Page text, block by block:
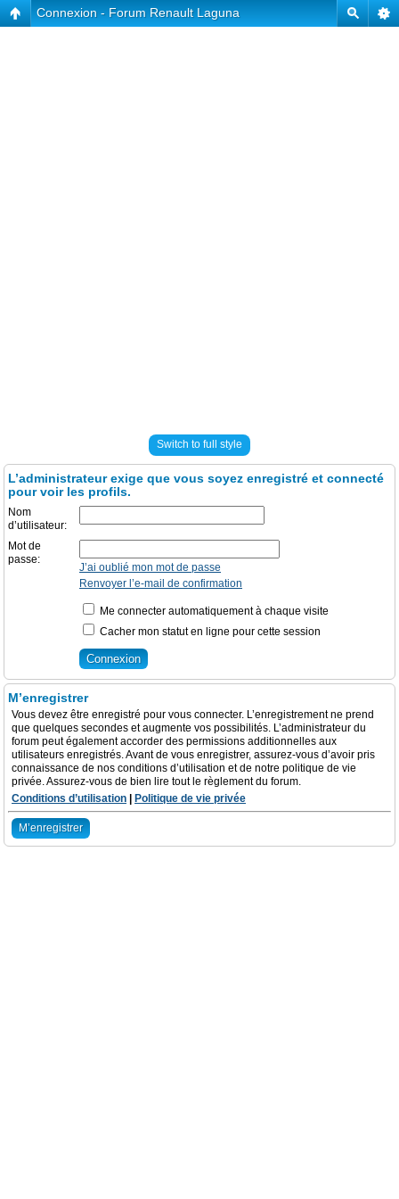
Connexion - Forum Renault Laguna
Switch to full style
L’administrateur exige que vous soyez enregistré et connecté
pour voir les profils.
Nom
d’utilisateur:
Mot de
passe:
J’ai oublié mon mot de passe
Renvoyer l’e-mail de confirmation
Me connecter automatiquement à chaque visite
Cacher mon statut en ligne pour cette session
M’enregistrer
Vous devez être enregistré pour vous connecter. L’enregistrement ne prend
que quelques secondes et augmente vos possibilités. L’administrateur du
forum peut également accorder des permissions additionnelles aux
utilisateurs enregistrés. Avant de vous enregistrer, assurez-vous d’avoir pris
connaissance de nos conditions d’utilisation et de notre politique de vie
privée. Assurez-vous de bien lire tout le règlement du forum.
Conditions d’utilisation
Politique de vie privée
M’enregistrer